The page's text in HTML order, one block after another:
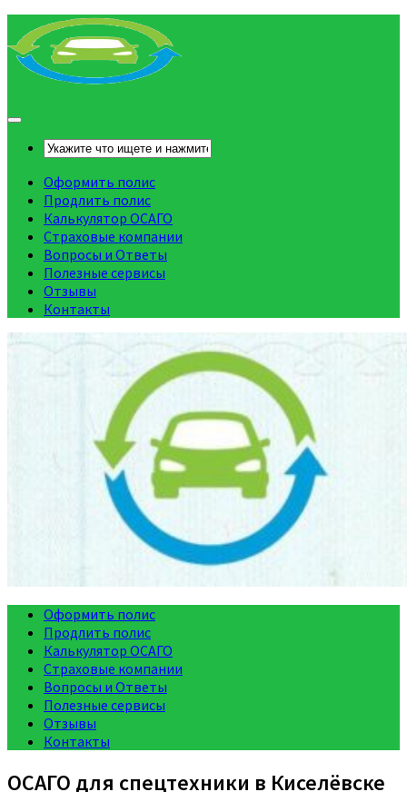
Оформить полис
Продлить полис
Калькулятор ОСАГО
Страховые компании
Вопросы и Ответы
Полезные сервисы
Отзывы
Контакты
Оформить полис
Продлить полис
Калькулятор ОСАГО
Страховые компании
Вопросы и Ответы
Полезные сервисы
Отзывы
Контакты
ОСАГО для спецтехники в Киселёвске